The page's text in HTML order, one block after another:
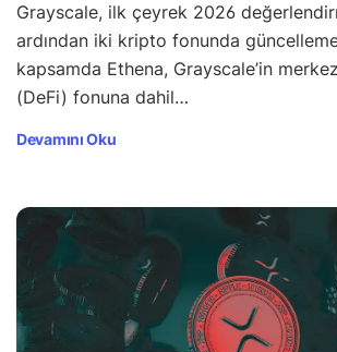
Grayscale, ilk çeyrek 2026
ardından iki kripto fonunda
kapsamda Ethena, Grayscale’in
(DeFi) fonuna dahil…
Devamını Oku